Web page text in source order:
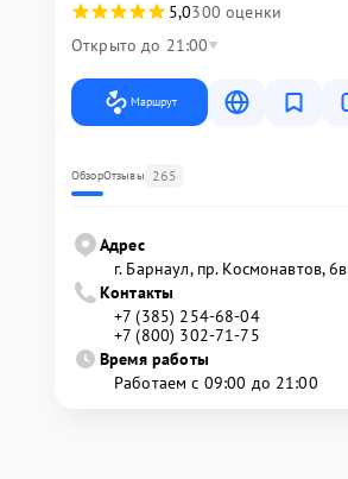
5,0300 оценки
Открыто до 21:00
Маршрут
ОбзорОтзывы 265
Адрес
г. Барнаул, ​пр. Космонавтов, 6в
Контакты
+7 (385) 254-68-04
+7 (800) 302-71-75
Время работы
Работаем с 09:00 до 21:00